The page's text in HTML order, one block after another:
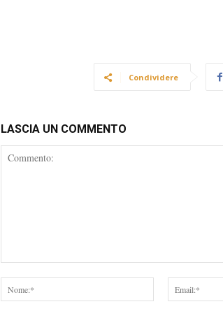
Condividere
LASCIA UN COMMENTO
Nome:*